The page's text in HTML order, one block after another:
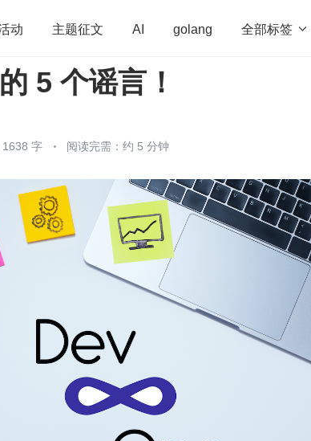
动 主题征文 AI golang 全部标签 
算法 学习方法
5 个谣言！
1638 字 阅读完需：约 5 分钟